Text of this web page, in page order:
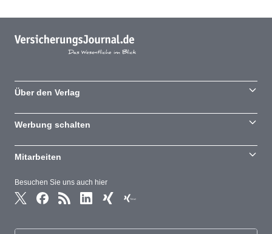
Besuchen Sie uns auch hier
Über den Verlag
Werbung schalten
Mitarbeiten